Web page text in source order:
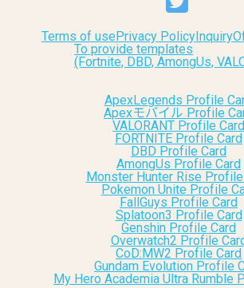
Terms of usePrivacy Policy Inquiry
To provide templates
(Fortnite, DBD, AmongUs,
ApexLegends Profile
Apexモバイル Profile
VALORANT Profile Card
FORTNITE Profile Card
DBD Profile Card
AmongUs Profile Card
Monster Hunter Rise Profile
Pokemon Unite Profile
FallGuys Profile Card
Splatoon3 Profile Card
Genshin Profile Card
Overwatch2 Profile
CoD:MW2 Profile Card
Gundam Evolution Profile
My Hero Academia Ultra Rumble